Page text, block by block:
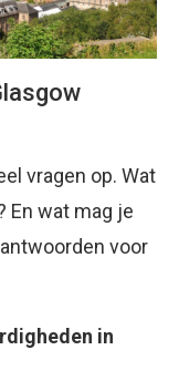
vragen op. Wat
En wat mag je
voor
in